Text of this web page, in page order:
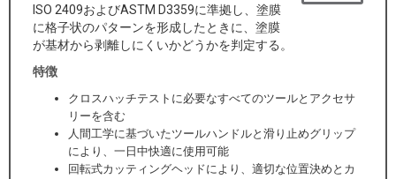
ISO 2409およびASTM D3359に準拠し、塗膜
に格子状のパターンを形成したときに、塗膜
が基材から剥離しにくいかどうかを判定する。
特徴
クロスハッチテストに必要なすべてのツールとアクセサ
リーを含む
人間工学に基づいたツールハンドルと滑り止めグリップ
により、一日中快適に使用可能
回転式カッティングヘッドにより、適切な位置決めとカ